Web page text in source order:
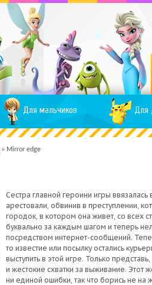
Для мальчиков Для
» Mirror edge
Сестра главной героини игры
арестовали, обвинив в преступлении,
городок, в котором она живет, со всех
буквально за каждым шагом и теперь
посредством интернет-сообщений.
то известие или посылку остались
выступить в этой игре. Только
и жестокие схватки за выживание.
ни единой ошибки, так что борись не на